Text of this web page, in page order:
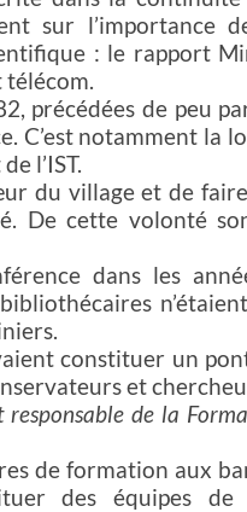
sur l’importance
: le rapport
précédées de peu
C’est notamment la
l’IST.
du village et de
De cette volonté
dans les
constituer un
et
responsable de la
de formation aux
des équipes de